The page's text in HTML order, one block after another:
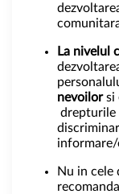
La nivelul
nevoilorsi
drepturile
informare/
Nu in cele